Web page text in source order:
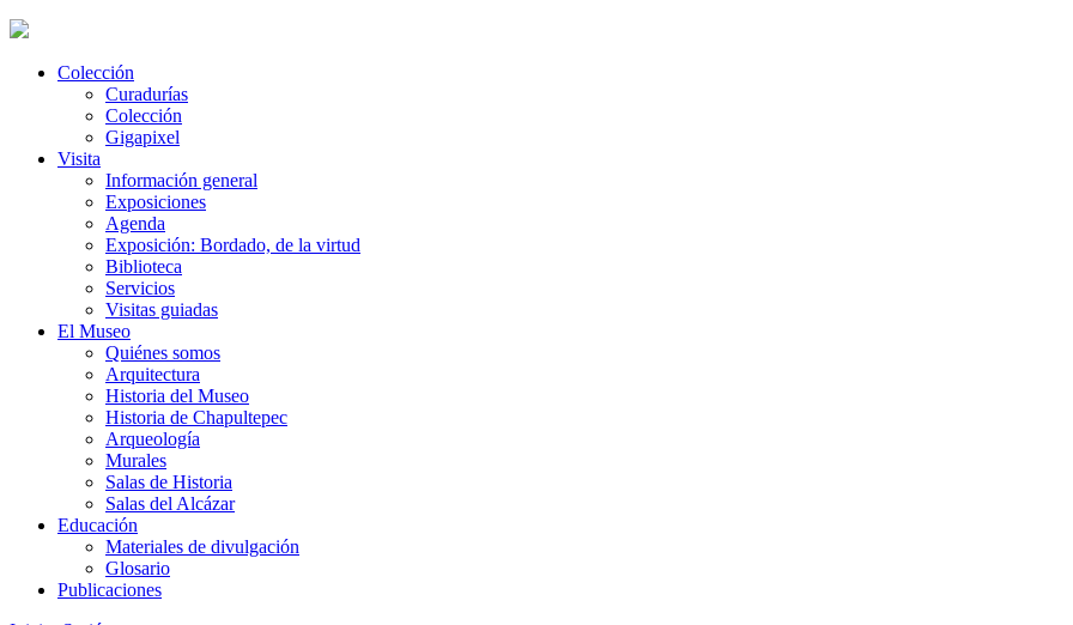
Colección
Curadurías
Colección
Gigapixel
Visita
Información general
Exposiciones
Agenda
Exposición: Bordado, de la virtud
Biblioteca
Servicios
Visitas guiadas
El Museo
Quiénes somos
Arquitectura
Historia del Museo
Historia de Chapultepec
Arqueología
Murales
Salas de Historia
Salas del Alcázar
Educación
Materiales de divulgación
Glosario
Publicaciones